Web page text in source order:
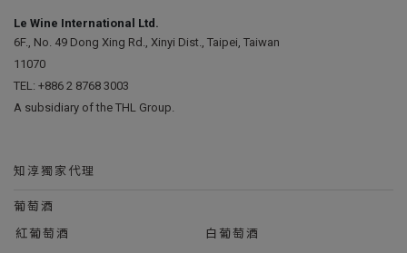
Le Wine International Ltd.
6F., No. 49 Dong Xing Rd., Xinyi Dist., Taipei, Taiwan
11070
TEL: +886 2 8768 3003
A subsidiary of the THL Group.
知淳獨家代理
葡萄酒
紅葡萄酒
白葡萄酒